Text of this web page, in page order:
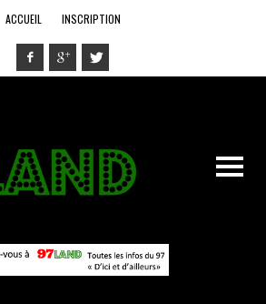
ACCUEIL INSCRIPTION